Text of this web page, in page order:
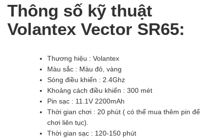
Thông số kỹ thuật
Volantex Vector SR65:
Thương hiệu : Volantex
Màu sắc : Màu đỏ, vàng
Sóng điều khiển : 2.4Ghz
Khoảng cách điều khiển : 300 mét
Pin sạc : 11.1V 2200mAh
Thời gian chơi : 20 phút ( có thể mua thêm pin để
chơi liên tục).
Thời gian sạc : 120-150 phút